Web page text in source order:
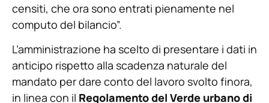
censiti, che ora sono entrati pienamente nel
computo del bilancio”.
L’amministrazione ha scelto di presentare i dati in
anticipo rispetto alla scadenza naturale del
mandato per dare conto del lavoro svolto finora,
in linea con il Regolamento del Verde urbano di